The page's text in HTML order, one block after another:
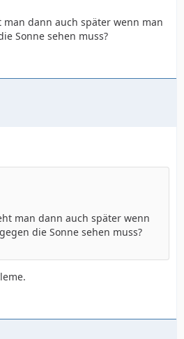
man dann auch später wenn man
Sonne sehen muss?
man dann auch später wenn
die Sonne sehen muss?